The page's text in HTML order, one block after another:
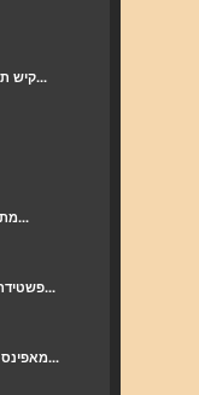
קיש תרד טבעוני עם טפינה ובצל וגם...
מתכון גלידה טבעונית שוקולד רום...
פשטידת פסטה עם קישואים וצנוברים...
מאפינס (קאפקייקס) גזר, פקאן וקינמון...